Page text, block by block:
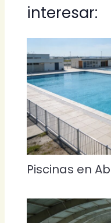
interesar:
Piscinas en